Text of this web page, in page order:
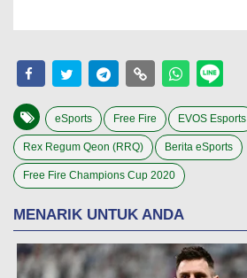
eSports Free Fire EVOS Esports
Rex Regum Qeon (RRQ) Berita eSports
Free Fire Champions Cup 2020